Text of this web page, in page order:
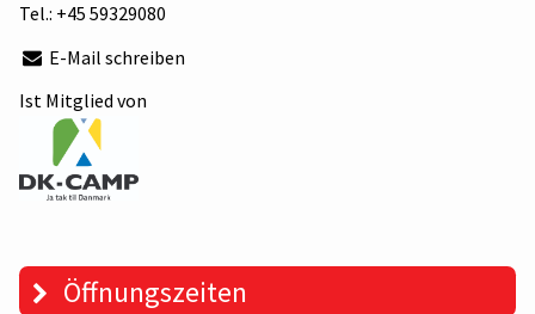
Tel.: +45 59329080
E-Mail schreiben
Ist Mitglied von
Öffnungszeiten